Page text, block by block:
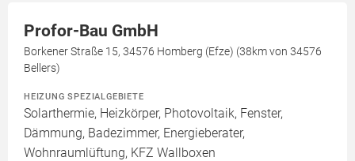
Profor-Bau GmbH
Borkener Straße 15, 34576 Homberg (Efze) (38km von 34576
Bellers)
HEIZUNG SPEZIALGEBIETE
Solarthermie, Heizkörper, Photovoltaik, Fenster,
Dämmung, Badezimmer, Energieberater,
Wohnraumlüftung, KFZ Wallboxen